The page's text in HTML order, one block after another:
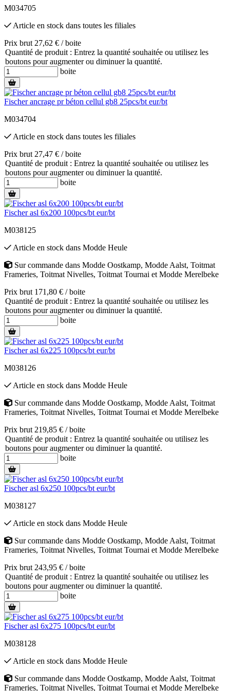
M034705
Article en stock dans toutes les filiales
Prix brut 27,62 € / boite
Quantité de produit : Entrez la quantité souhaitée ou utilisez les
boutons pour augmenter ou diminuer la quantité.
boite
Fischer ancrage pr béton cellul gb8 25pcs/bt eur/bt
M034704
Article en stock dans toutes les filiales
Prix brut 27,47 € / boite
Quantité de produit : Entrez la quantité souhaitée ou utilisez les
boutons pour augmenter ou diminuer la quantité.
boite
Fischer asl 6x200 100pcs/bt eur/bt
M038125
Article en stock dans Modde Heule
Sur commande dans Modde Oostkamp, Modde Aalst, Toitmat
Frameries, Toitmat Nivelles, Toitmat Tournai et Modde Merelbeke
Prix brut 171,80 € / boite
Quantité de produit : Entrez la quantité souhaitée ou utilisez les
boutons pour augmenter ou diminuer la quantité.
boite
Fischer asl 6x225 100pcs/bt eur/bt
M038126
Article en stock dans Modde Heule
Sur commande dans Modde Oostkamp, Modde Aalst, Toitmat
Frameries, Toitmat Nivelles, Toitmat Tournai et Modde Merelbeke
Prix brut 219,85 € / boite
Quantité de produit : Entrez la quantité souhaitée ou utilisez les
boutons pour augmenter ou diminuer la quantité.
boite
Fischer asl 6x250 100pcs/bt eur/bt
M038127
Article en stock dans Modde Heule
Sur commande dans Modde Oostkamp, Modde Aalst, Toitmat
Frameries, Toitmat Nivelles, Toitmat Tournai et Modde Merelbeke
Prix brut 243,95 € / boite
Quantité de produit : Entrez la quantité souhaitée ou utilisez les
boutons pour augmenter ou diminuer la quantité.
boite
Fischer asl 6x275 100pcs/bt eur/bt
M038128
Article en stock dans Modde Heule
Sur commande dans Modde Oostkamp, Modde Aalst, Toitmat
Frameries, Toitmat Nivelles, Toitmat Tournai et Modde Merelbeke